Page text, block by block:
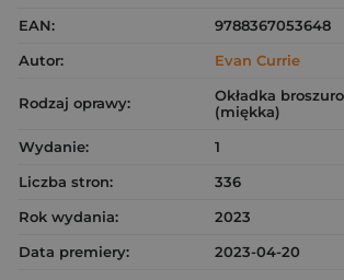
EAN:
9788367053648
Autor:
Evan Currie
Rodzaj oprawy:
Okładka
(miękka)
Wydanie:
1
Liczba stron:
336
Rok wydania:
2023
Data premiery:
2023-04-20